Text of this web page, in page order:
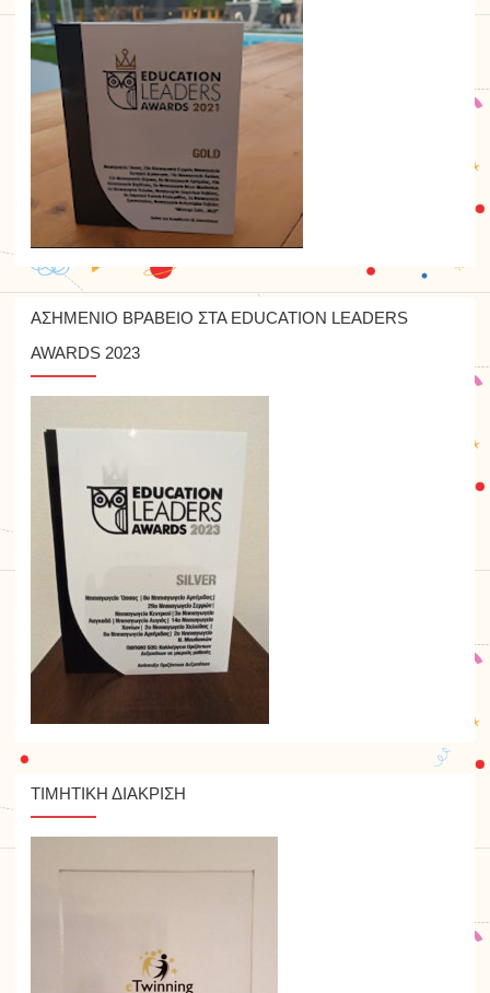
ΑΣΗΜΕΝΙΟ ΒΡΑΒΕΙΟ ΣΤΑ EDUCATION LEADERS
AWARDS 2023
ΤΙΜΗΤΙΚΗ ΔΙΑΚΡΙΣΗ